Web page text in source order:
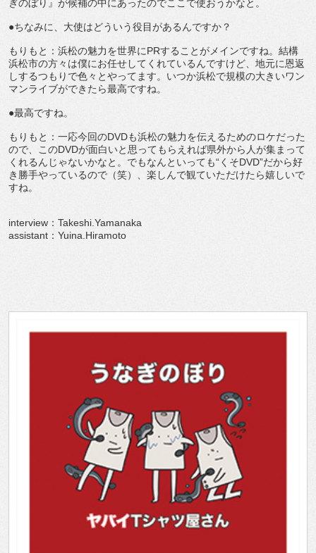
ぎのぼり』が候補の中にあったのでここで使おうかなと。
●ちなみに、大使はどういう役目があるんですか？
もりもと：浜松の魅力を世界にPRすることがメインですね。結構
浜松市の方々は僕にお任せしてくれているんですけど、地元に恩返
しするつもりで色々とやってます。いつか浜松で規模の大きいワン
マンライブができたら最高ですね。
●最高ですね。
もりもと：一応今回のDVDも浜松の魅力を伝えるためのロケだった
ので、このDVDが面白いと思ってもらえれば県外から人が集まって
くれるんじゃないかなと。でもなんといっても“くそDVD”だから好
き勝手やっているので（笑）、楽しんで観ていただけたら嬉しいで
すね。
interview：Takeshi.Yamanaka
assistant：Yuina.Hiramoto